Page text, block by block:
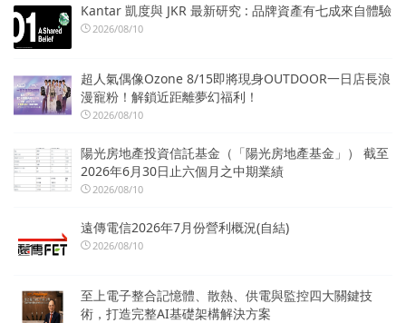
Kantar 凱度與 JKR 最新研究 : 品牌資產有七成來自體驗
2026/08/10
超人氣偶像Ozone 8/15即將現身OUTDOOR一日店長浪
漫寵粉！解鎖近距離夢幻福利！
2026/08/10
陽光房地產投資信託基金（「陽光房地產基金」） 截至
2026年6月30日止六個月之中期業績
2026/08/10
遠傳電信2026年7月份營利概況(自結)
2026/08/10
至上電子整合記憶體、散熱、供電與監控四大關鍵技
術，打造完整AI基礎架構解決方案